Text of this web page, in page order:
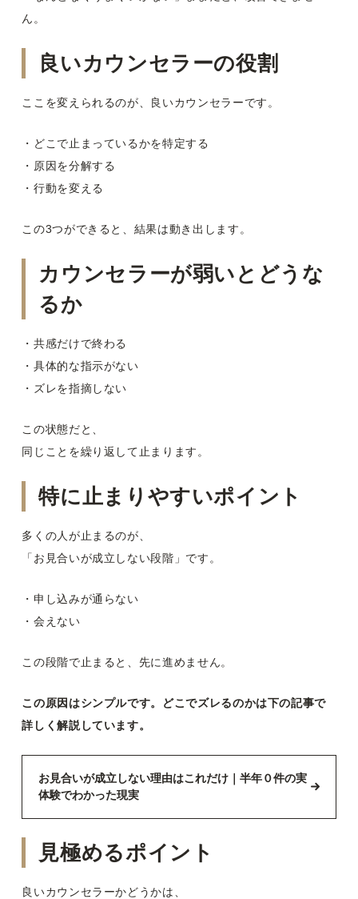
ん。
良いカウンセラーの役割
ここを変えられるのが、良いカウンセラーです。
・どこで止まっているかを特定する
・原因を分解する
・行動を変える
この3つができると、結果は動き出します。
カウンセラーが弱いとどうな
るか
・共感だけで終わる
・具体的な指示がない
・ズレを指摘しない
この状態だと、
同じことを繰り返して止まります。
特に止まりやすいポイント
多くの人が止まるのが、
「お見合いが成立しない段階」です。
・申し込みが通らない
・会えない
この段階で止まると、先に進めません。
この原因はシンプルです。どこでズレるのかは下の記事で
詳しく解説しています。
お見合いが成立しない理由はこれだけ｜半年０件の実
体験でわかった現実
見極めるポイント
良いカウンセラーかどうかは、